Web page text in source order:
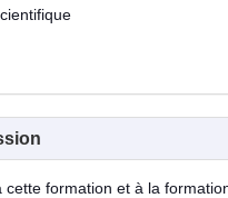
formation et à la